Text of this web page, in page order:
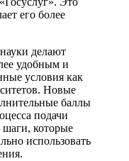
его более
делают
удобным и
условия как
Новые
баллы
подачи
шаги, которые
использовать